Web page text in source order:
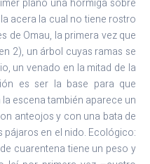
plano una hormiga sobre
acera la cual no tiene rostro
de Omau, la primera vez que
2), un árbol cuyas ramas se
un venado en la mitad de la
es ser la base para que
escena también aparece un
anteojos y con una bata de
en el nido. Ecológico:
cuarentena tiene un peso y